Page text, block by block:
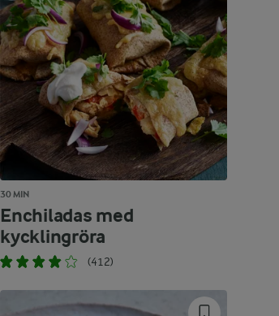
30 MIN
Enchiladas med
kycklingröra
(412)